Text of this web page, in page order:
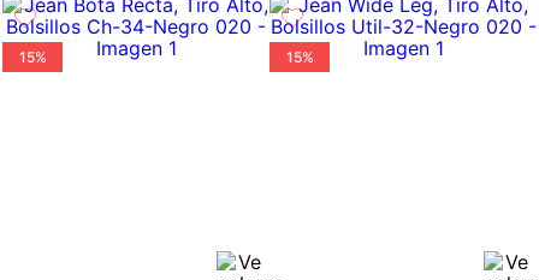
15% 15%